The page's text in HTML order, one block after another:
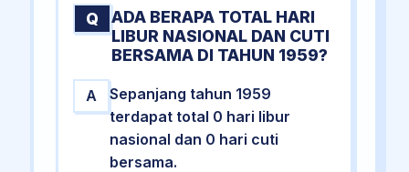
Q
ADA BERAPA TOTAL HARI
LIBUR NASIONAL DAN CUTI
BERSAMA DI TAHUN 1959?
A
Sepanjang tahun 1959
terdapat total 0 hari libur
nasional dan 0 hari cuti
bersama.